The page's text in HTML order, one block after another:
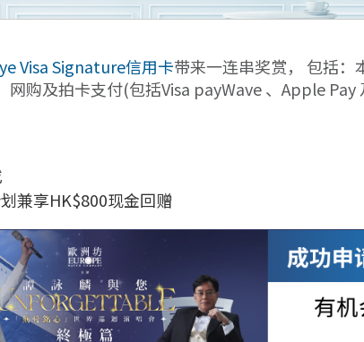
Visa Signature信用卡带来一连串奖赏， 包括
网购及拍卡支付(包括Visa payWave 、Apple
兼享HK$800现金回赠